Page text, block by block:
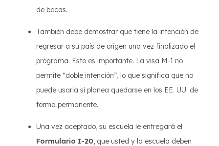
de becas.
También debe demostrar que tiene la intención de
regresar a su país de origen una vez finalizado el
programa. Esto es importante. La visa M-1 no
permite “doble intención”, lo que significa que no
puede usarla si planea quedarse en los EE. UU. de
forma permanente.
Una vez aceptado, su escuela le entregará el
Formulario I-20, que usted y la escuela deben